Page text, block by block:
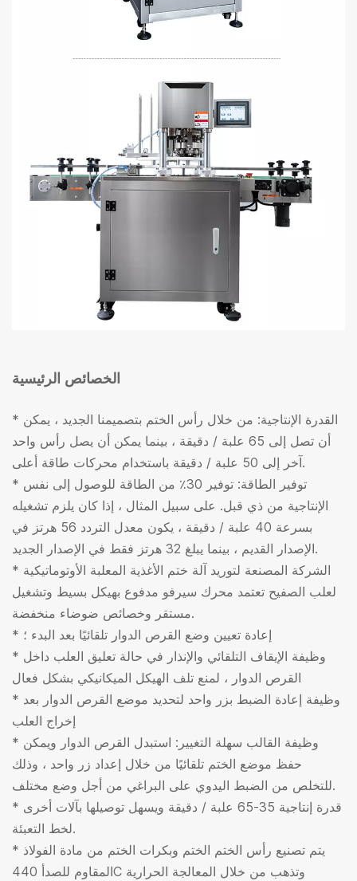
الخصائص الرئيسية
* القدرة الإنتاجية: من خلال رأس الختم بتصميمنا الجديد ، يمكن
أن تصل إلى 65 علبة / دقيقة ، بينما يمكن أن يصل رأس واحد
آخر إلى 50 علبة / دقيقة باستخدام محركات طاقة أعلى.
* توفير الطاقة: توفير 30٪ من الطاقة للوصول إلى نفس
الإنتاجية من ذي قبل. على سبيل المثال ، إذا كان يلزم تشغيله
بسرعة 40 علبة / دقيقة ، يكون معدل التردد 56 هرتز في
الإصدار القديم ، بينما يبلغ 32 هرتز فقط في الإصدار الجديد.
* الشركة المصنعة لتوريد آلة ختم الأغذية المعلبة الأوتوماتيكية
لعلب الصفيح تعتمد محرك سيرفو مدفوع بهيكل بسيط وتشغيل
مستقر وخصائص ضوضاء منخفضة.
* وظيفة الإيقاف التلقائي والإنذار في حالة تعليق العلب داخل
القرص الدوار ، لمنع تلف الهيكل الميكانيكي بشكل فعال
* وظيفة إعادة الضبط بزر واحد لتحديد موضع القرص الدوار بعد
إخراج العلب
* وظيفة القالب سهلة التغيير: استبدل القرص الدوار ويمكن
حفظ موضع الختم تلقائيًا من خلال إعداد زر واحد ، وذلك
للتخلص من الضبط اليدوي على البراغي من أجل وضع مختلف.
* قدرة إنتاجية 35-65 علبة / دقيقة ويسهل توصيلها بآلات أخرى
لخط التعبئة.
* يتم تصنيع رأس الختم الختم وبكرات الختم من مادة الفولاذ
المقاوم للصدأ 440C وتذهب من خلال المعالجة الحرارية